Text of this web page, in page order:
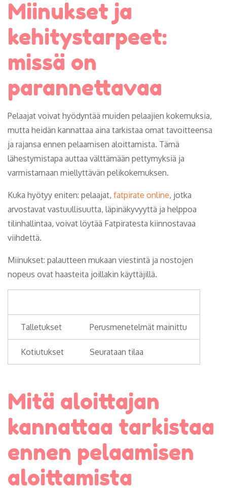
Miinukset ja
kehitystarpeet:
missä on
parannettavaa
Pelaajat voivat hyödyntää muiden pelaajien kokemuksia,
mutta heidän kannattaa aina tarkistaa omat tavoitteensa
ja rajansa ennen pelaamisen aloittamista. Tämä
lähestymistapa auttaa välttämään pettymyksiä ja
varmistamaan miellyttävän pelikokemuksen.
Kuka hyötyy eniten: pelaajat, fatpirate online, jotka
arvostavat vastuullisuutta, läpinäkyvyyttä ja helppoa
tilinhallintaa, voivat löytää Fatpiratesta kiinnostavaa
viihdettä.
Miinukset: palautteen mukaan viestintä ja nostojen
nopeus ovat haasteita joillakin käyttäjillä.
Talletukset Perusmenetelmät mainittu
Kotiutukset Seurataan tilaa
Mitä aloittajan
kannattaa tarkistaa
ennen pelaamisen
aloittamista